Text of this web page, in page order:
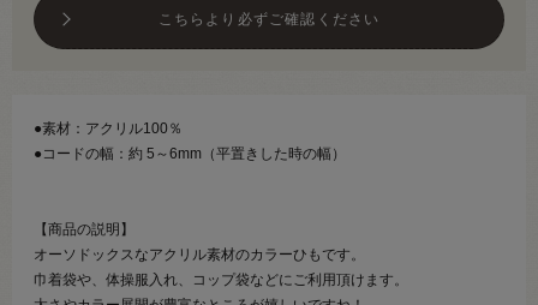
こちらより必ずご確認ください
●素材：アクリル100％
●コードの幅：約 5～6mm（平置きした時の幅）
【商品の説明】
オーソドックスなアクリル素材のカラーひもです。
巾着袋や、体操服入れ、コップ袋などにご利用頂けます。